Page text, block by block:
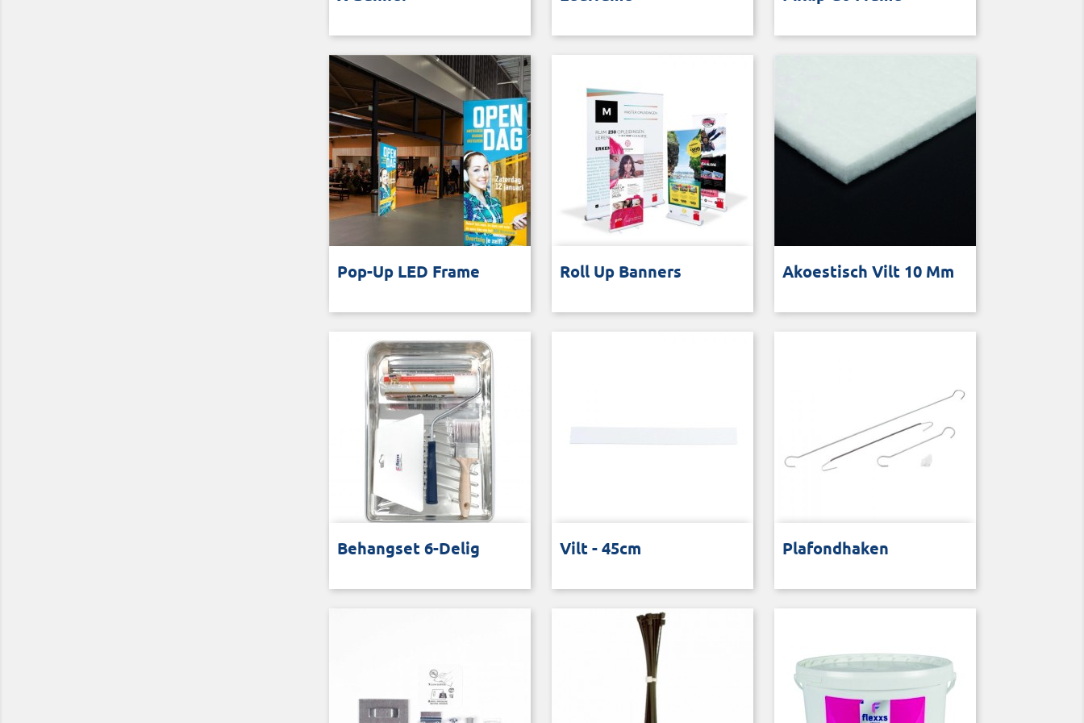
Pop-Up LED Frame
Voor intense verlichting van prints Roll Up Banners
Vrijstaande banner met
rolsysteem
Akoestisch Vilt 10 Mm
Akoestisch materiaal van vilt voor
in een textielframe
Behangset 6-Delig
Geschikt voor iedere behangklus Vilt - 45cm
Vilt voor de grote rakel Plafondhaken
Voor posters of plafondhangers